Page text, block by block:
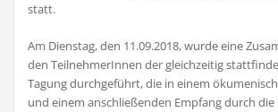
statt.
Am Dienstag, den 11.09.2018, wurde eine
den TeilnehmerInnen der gleichzeitig
Tagung durchgeführt, die in einem
und einem anschließenden Empfang durch die